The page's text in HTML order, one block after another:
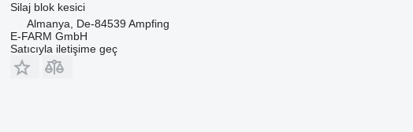
Silaj blok kesici
Almanya, De-84539 Ampfing
E-FARM GmbH
Satıcıyla iletişime geç